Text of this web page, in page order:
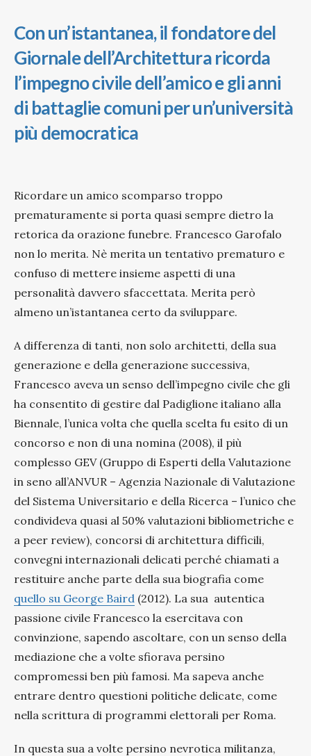
Con un’istantanea, il fondatore del
Giornale dell’Architettura ricorda
l’impegno civile dell’amico e gli anni
di battaglie comuni per un’università
più democratica
Ricordare un amico scomparso troppo
prematuramente si porta quasi sempre dietro la
retorica da orazione funebre. Francesco Garofalo
non lo merita. Nè merita un tentativo prematuro e
confuso di mettere insieme aspetti di una
personalità davvero sfaccettata. Merita però
almeno un’istantanea certo da sviluppare.
A differenza di tanti, non solo architetti, della sua
generazione e della generazione successiva,
Francesco aveva un senso dell’impegno civile che gli
ha consentito di gestire dal Padiglione italiano alla
Biennale, l’unica volta che quella scelta fu esito di un
concorso e non di una nomina (2008), il più
complesso GEV (Gruppo di Esperti della Valutazione
in seno all’ANVUR – Agenzia Nazionale di Valutazione
del Sistema Universitario e della Ricerca – l’unico che
condivideva quasi al 50% valutazioni bibliometriche e
a peer review), concorsi di architettura difficili,
convegni internazionali delicati perché chiamati a
restituire anche parte della sua biografia come
quello su George Baird (2012). La sua autentica
passione civile Francesco la esercitava con
convinzione, sapendo ascoltare, con un senso della
mediazione che a volte sfiorava persino
compromessi ben più famosi. Ma sapeva anche
entrare dentro questioni politiche delicate, come
nella scrittura di programmi elettorali per Roma.
In questa sua a volte persino nevrotica militanza,